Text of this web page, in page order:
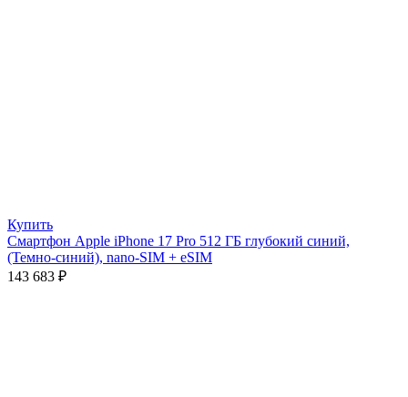
Купить
Смартфон Apple iPhone 17 Pro 512 ГБ глубокий синий,
(Темно-синий), nano-SIM + eSIM
143 683 ₽